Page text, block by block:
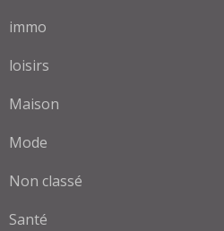
immo
loisirs
Maison
Mode
Non classé
Santé